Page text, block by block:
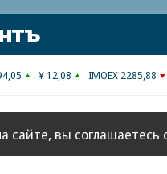
¥ 12,08 IMOEX 2285,88
сайте, вы соглашаетесь